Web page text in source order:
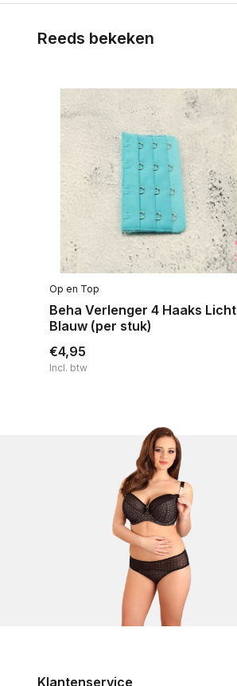
Reeds bekeken
Op en Top
Beha Verlenger 4 Haaks Licht
Blauw (per stuk)
€4,95
Incl. btw
Klantenservice